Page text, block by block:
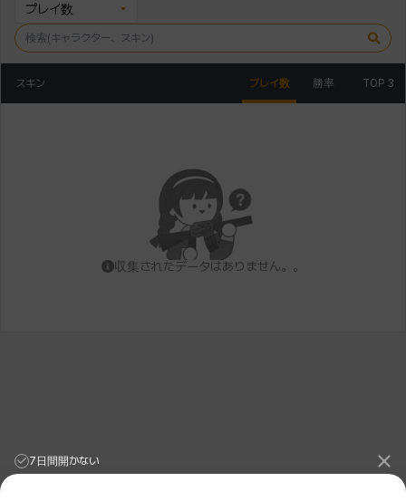
プレイ数
スキン プレイ数 勝率 TOP 3
収集されたデータはありません。。
7日間開かない